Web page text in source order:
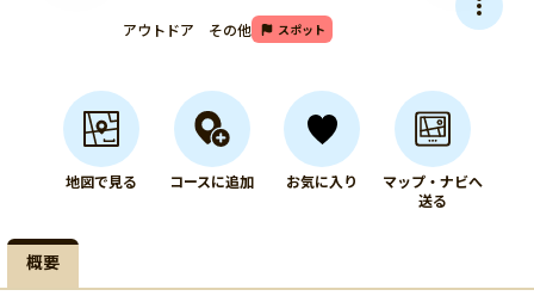
アウトドア その他 スポット
地図で見る コースに追加 お気に入り
マップ・ナビへ
送る
概要